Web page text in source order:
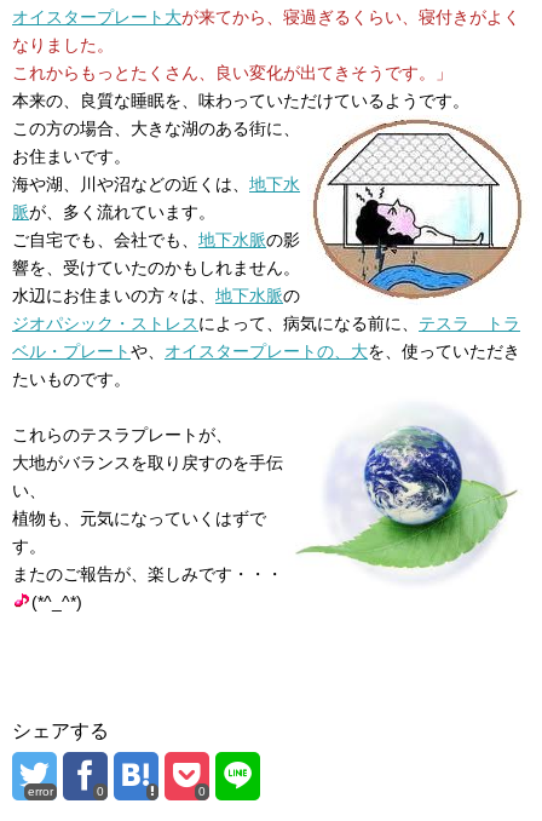
オイスタープレート大が来てから、寝過ぎるくらい、寝付きがよく
なりました。
これからもっとたくさん、良い変化が出てきそうです。」
本来の、良質な睡眠を、味わっていただけているようです。
この方の場合、大きな湖のある街に、
お住まいです。
海や湖、川や沼などの近くは、 地下水
脈が、多く流れています。
ご自宅でも、会社でも、 地下水脈の影
響を、受けていたのかもしれません。
水辺にお住まいの方々は、 地下水脈の
ジオパシック・ストレスによって、病気になる前に、 テスラ トラ
ベル・プレートや、 オイスタープレートの、大を、使っていただき
たいものです。
これらのテスラプレートが、
大地がバランスを取り戻すのを手伝
い、
植物も、元気になっていくはずで
す。
またのご報告が、楽しみです・・・
(*^_^*)
シェアする
error 0 0